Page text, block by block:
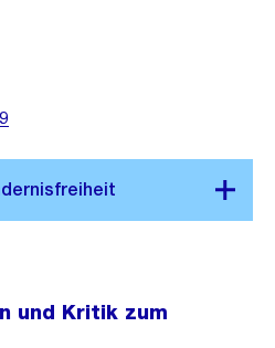
und Kritik zum